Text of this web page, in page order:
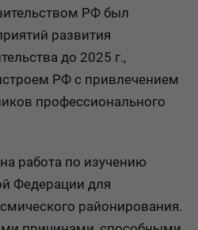
РФ был
развития
до 2025 г.,
РФ с привлечением
профессионального
работа по изучению
Федерации для
районирования.